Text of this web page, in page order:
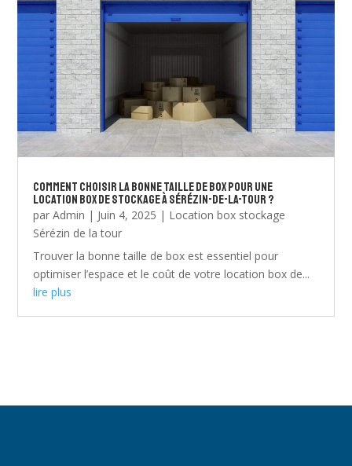
Comment choisir la bonne taille de box pour une
location box de stockage à Sérézin-de-la-Tour ?
parAdmin | Juin 4, 2025 | Location box stockage
Sérézin de la tour
Trouver la bonne taille de box est essentiel pour
optimiser l’espace et le coût de votre location box de...
lire plus